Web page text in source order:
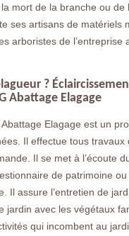
mort de la branche ou de
ses artisans de matériels
arboristes de l’entreprise
?
Abattage Elagage
Elagage est un
Il effectue tous travaux
Il se met à l’écoute
de patrimoine
Il assure l’entretien de
jardin avec les végétaux
qui incombent au